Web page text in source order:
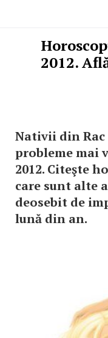
2012.
Nativii din
probleme mai
2012. Citeşte
care sunt alte
deosebit de
lună din an.